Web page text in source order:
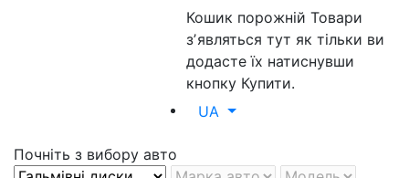
Кошик порожнійТовари
зʼявляться тут як тільки ви
додасте їх натиснувши
кнопку Купити.
UA
Почніть з вибору авто